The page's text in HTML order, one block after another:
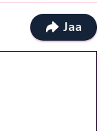
Jaa